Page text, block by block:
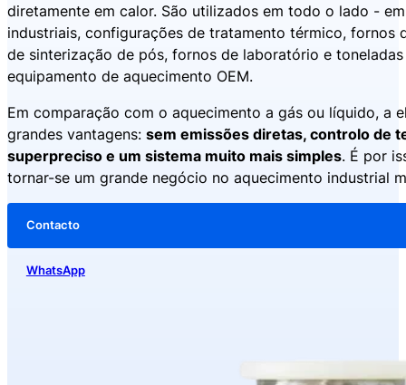
diretamente em calor. São utilizados em todo o lado -
industriais, configurações de tratamento térmico, fornos
de sinterização de pós, fornos de laboratório e
equipamento de aquecimento OEM.
Em comparação com o aquecimento a gás ou líquido, a
grandes vantagens: sem emissões diretas, controlo de
superpreciso e um sistema muito mais simples. É por
tornar-se um grande negócio no aquecimento industrial
Contacto
WhatsApp